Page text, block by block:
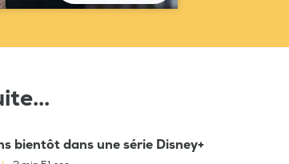
bientôt dans une série Disney+